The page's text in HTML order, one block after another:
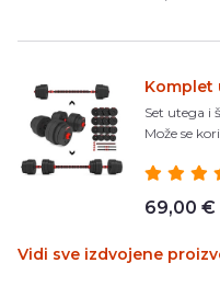
Komplet
Set utega i
Može se
69,00 €
Vidi sve izdvojene